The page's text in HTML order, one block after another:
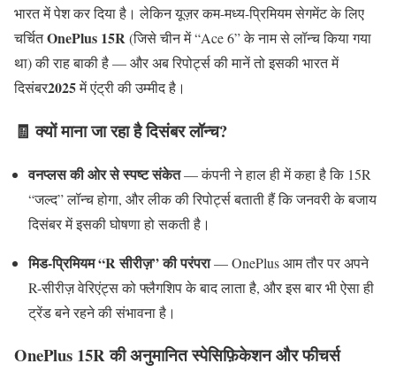
भारत में पेश कर दिया है। लेकिन यूज़र कम-मध्य-प्रिमियम सेगमेंट के लिए
चर्चितOnePlus 15R(जिसे चीन में “Ace 6” के नाम से लॉन्च किया गया
था) की राह बाकी है — और अब रिपोर्ट्स की मानें तो इसकी भारत में
दिसंबर2025में एंट्री की उम्मीद है।
🧾 क्यों माना जा रहा है दिसंबर लॉन्च?
वनप्लस की ओर से स्पष्ट संकेत— कंपनी ने हाल ही में कहा है कि 15R
“जल्द” लॉन्च होगा, और लीक की रिपोर्ट्स बताती हैं कि जनवरी के बजाय
दिसंबर में इसकी घोषणा हो सकती है।
मिड-प्रिमियम “R सीरीज़” की परंपरा— OnePlus आम तौर पर अपने
R-सीरीज़ वेरिएंट्स को फ्लैगशिप के बाद लाता है, और इस बार भी ऐसा ही
ट्रेंड बने रहने की संभावना है।
OnePlus 15R की अनुमानित स्पेसिफ़िकेशन और फीचर्स